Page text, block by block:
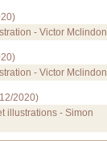
)
- Victor Mclindon
)
- Victor Mclindon
2020)
illustrations - Simon